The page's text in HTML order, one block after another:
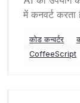
में कनवर्ट करता
कोड कन्वर्टर
CoffeeScript